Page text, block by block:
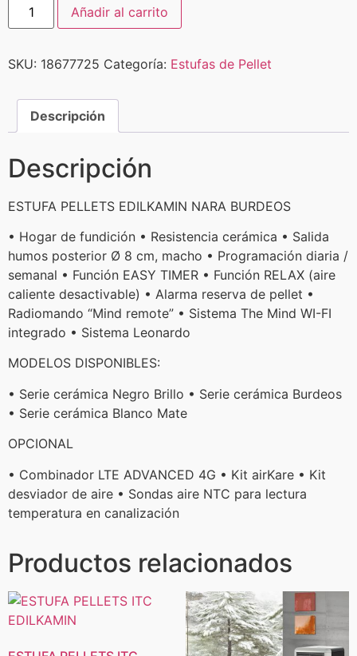
Añadir al carrito
SKU: 18677725 Categoría: Estufas de Pellet
Descripción
Descripción
ESTUFA PELLETS EDILKAMIN NARA BURDEOS
• Hogar de fundición • Resistencia cerámica • Salida
humos posterior Ø 8 cm, macho • Programación diaria /
semanal • Función EASY TIMER • Función RELAX (aire
caliente desactivable) • Alarma reserva de pellet •
Radiomando “Mind remote” • Sistema The Mind WI-FI
integrado • Sistema Leonardo
MODELOS DISPONIBLES:
• Serie cerámica Negro Brillo • Serie cerámica Burdeos
• Serie cerámica Blanco Mate
OPCIONAL
• Combinador LTE ADVANCED 4G • Kit airKare • Kit
desviador de aire • Sondas aire NTC para lectura
temperatura en canalización
Productos relacionados